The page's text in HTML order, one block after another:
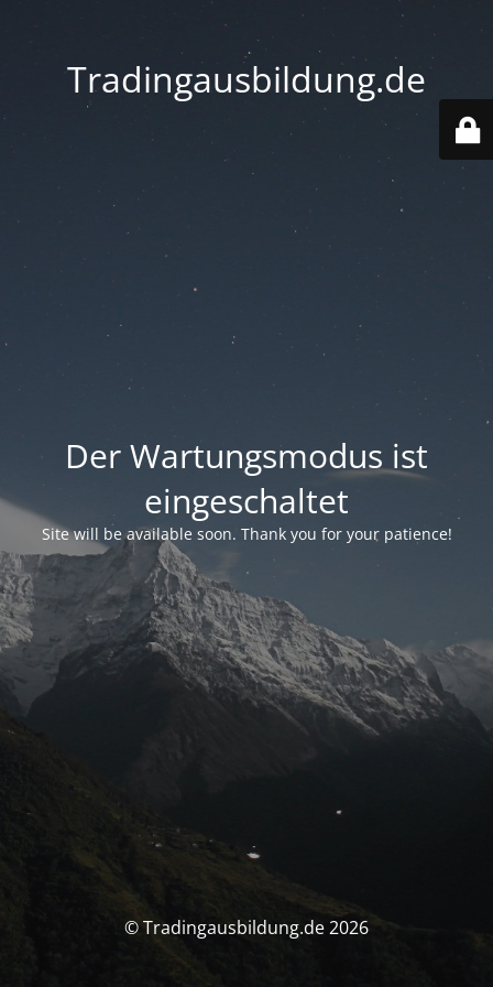
Tradingausbildung.de
Der Wartungsmodus ist
eingeschaltet
Site will be available soon. Thank you for your patience!
© Tradingausbildung.de 2026